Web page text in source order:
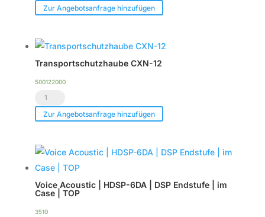
Duty
für
bis
zu
2
CXN-
Menge
Zur Angebotsanfrage hinzufügen
Transportschutzhaube CXN-12
500122000
Transportschutzhaube
CXN-
Menge
Zur Angebotsanfrage hinzufügen
Voice Acoustic | HDSP-6DA | DSP Endstufe | im
Case | TOP
3510